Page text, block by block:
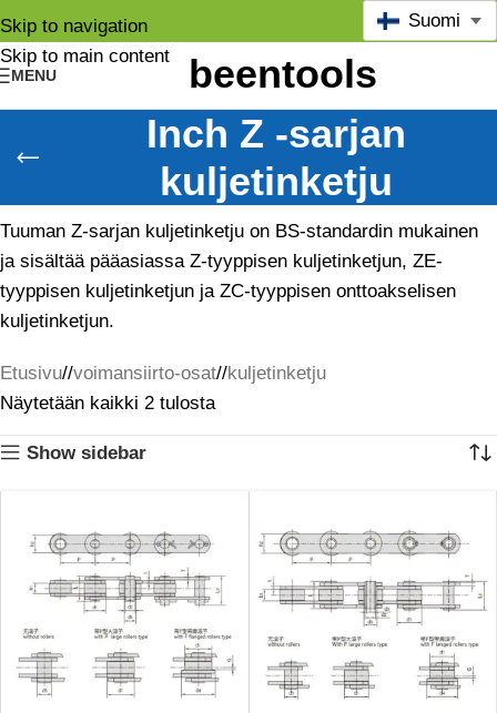
Skip to navigation
Skip to main content
MENU
Suomi
Inch Z -sarjan
kuljetinketju
Tuuman Z-sarjan kuljetinketju on BS-standardin mukainen
ja sisältää pääasiassa Z-tyyppisen kuljetinketjun, ZE-
tyyppisen kuljetinketjun ja ZC-tyyppisen onttoakselisen
kuljetinketjun.
Etusivu/ voimansiirto-osat/ kuljetinketju
Näytetään kaikki 2 tulosta
Show sidebar